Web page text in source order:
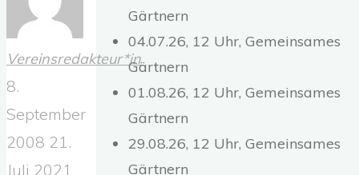
Vereinsredakteur*in
8.
September
2008 21.
Juli 2021
Gärtnern
04.07.26, 12 Uhr, Gemeinsames
Gärtnern
01.08.26, 12 Uhr, Gemeinsames
Gärtnern
29.08.26, 12 Uhr, Gemeinsames
Gärtnern